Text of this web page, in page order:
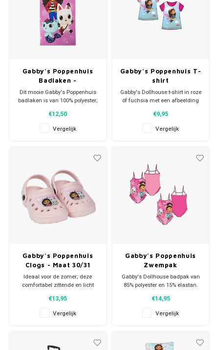
Gabby's Poppenhuis
Badlaken -
Sneldrogend
Dit mooie Gabby's Poppenhuis
badlaken is van 100% polyester;
Dollhouse handdoek is ideaal
voor thuisgebruik of bij de
zwemles maar ook groot
zee gaat. Op het badlaken ee
€12,50
Vergelijk
Gabby's Poppenhuis T-
shirt
Gabby's Dollhouse t-shirt in roze
óf fuchsia met een afbeelding
katoen. Prijs is per stuk.
Helemaal trendy de zomer in!
€9,95
Vergelijk
Gabby's Poppenhuis
Clogs - Maat 30/31
Ideaal voor de zomer; deze
comfortabel zittende en licht
meisjes clogs. De Gabby's
Dollhouse Clogs zijn makkelijk
aan- en uit te trekken. Maat
€13,95
Vergelijk
Gabby's Poppenhuis
Zwempak
Gabby's Dollhouse badpak van
85% polyester en 15% elastan.
zwempak is leverbaar in 2
kleuren roze. Op de voorkant
een leuke print van Gabby,
trendy naar de zwemles of de
€14,95
Vergelijk